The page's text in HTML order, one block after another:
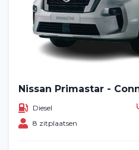
Nissan Primastar -
Diesel
8 zitplaatsen